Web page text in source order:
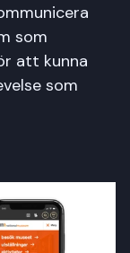
som
att kunna
som